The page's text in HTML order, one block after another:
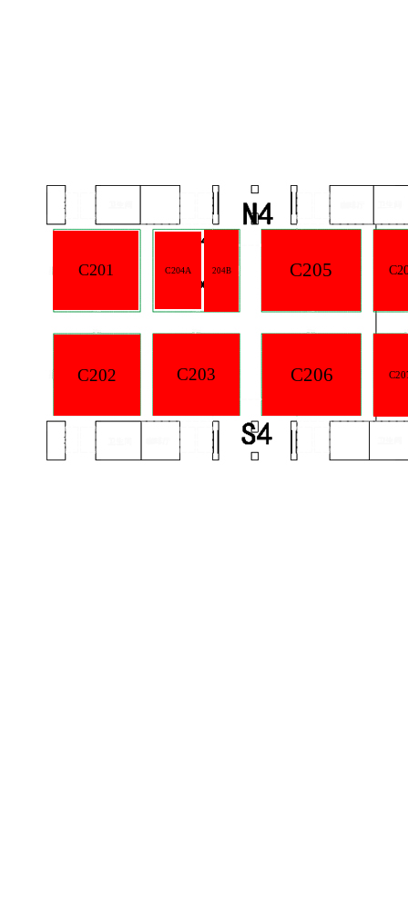
C202 C203
C205
C206
C201 C204A 204B